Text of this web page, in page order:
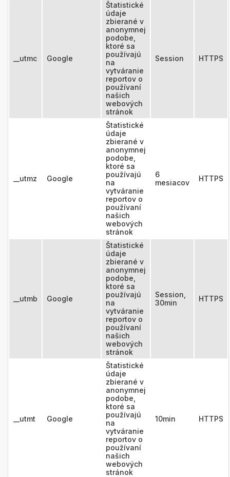
__utmc Google
Štatistické
údaje
zbierané v
anonymnej
podobe,
ktoré sa
používajú
na
vytváranie
reportov o
používaní
našich
webových
stránok
Session HTTPS
__utmz Google
Štatistické
údaje
zbierané v
anonymnej
podobe,
ktoré sa
používajú
na
vytváranie
reportov o
používaní
našich
webových
stránok
6
mesiacov
HTTPS
__utmb Google
Štatistické
údaje
zbierané v
anonymnej
podobe,
ktoré sa
používajú
na
vytváranie
reportov o
používaní
našich
webových
stránok
Session,
30min
HTTPS
__utmt Google
Štatistické
údaje
zbierané v
anonymnej
podobe,
ktoré sa
používajú
na
vytváranie
reportov o
používaní
našich
webových
stránok
10min HTTPS